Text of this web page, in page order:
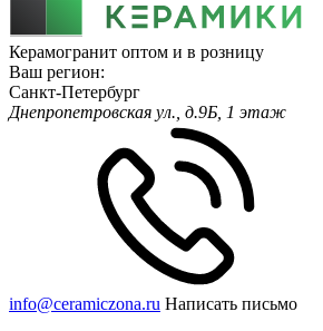
Керамогранит оптом и в розницу
Ваш регион:
Санкт-Петербург
Днепропетровская ул., д.9Б, 1 этаж
info@ceramiczona.ru Написать письмо